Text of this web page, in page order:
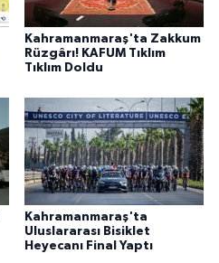
Kahramanmaraş'ta Zakkum
Rüzgârı! KAFUM Tıklım
Tıklım Doldu
Kahramanmaraş'ta
Uluslararası Bisiklet
Heyecanı Final Yaptı